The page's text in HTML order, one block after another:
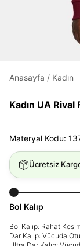
Anasayfa / Kadın
Kadın UA
Materyal Kodu:
Ücretsiz
Bol Kalıp
Bol Kalıp: Rahat
Dar Kalıp: Vücuda
Giriş
E-posta
Beni